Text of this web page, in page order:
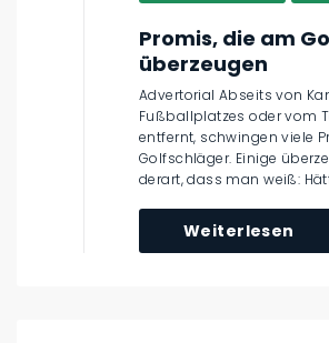
Promis, die am
überzeugen
Advertorial Abseits von
Fußballplatzes oder vom
entfernt, schwingen viele
Golfschläger. Einige
derart, dass man weiß:
Weiterlesen